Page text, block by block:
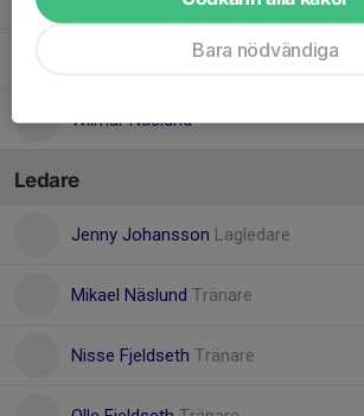
Sixten Connysson
Wilmar Näslund
Ledare
Jenny Johansson Lagledare
Mikael Näslund Tränare
Nisse Fjeldseth Tränare
Bara nödvändiga